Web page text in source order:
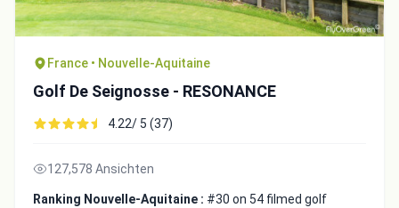
France • Nouvelle-Aquitaine
Golf De Seignosse - RESONANCE
4.22/ 5 (37)
127,578 Ansichten
Ranking Nouvelle-Aquitaine : #30 on 54 filmed golf